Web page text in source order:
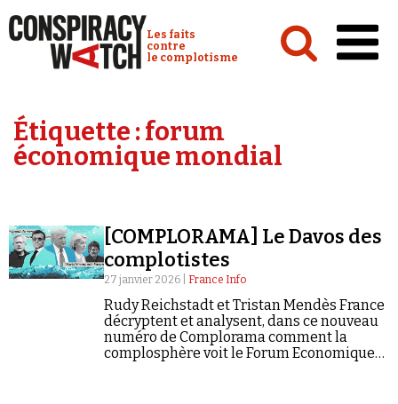
Conspiracy Watch :
Les faits
contre
le complotisme
Analyses
Émissions
Revues de presse
Étiquette :forum
économique mondial
[COMPLORAMA] Le Davos des
complotistes
27 janvier 2026 | France Info
Rudy Reichstadt et Tristan Mendès France
décryptent et analysent, dans ce nouveau
numéro de Complorama comment la
complosphère voit le Forum Economique